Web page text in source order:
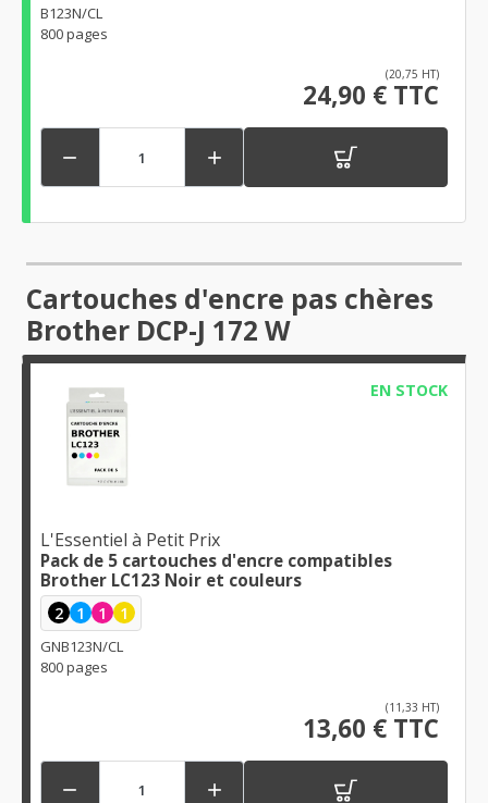
B123N/CL
800 pages
(20,75 HT)
24,90 € TTC
 
Cartouches d'encre pas chères
Brother DCP-J 172 W
EN STOCK
L'Essentiel à Petit Prix
Pack de 5 cartouches d'encre compatibles
Brother LC123 Noir et couleurs
2 1 1 1
GNB123N/CL
800 pages
(11,33 HT)
13,60 € TTC
 